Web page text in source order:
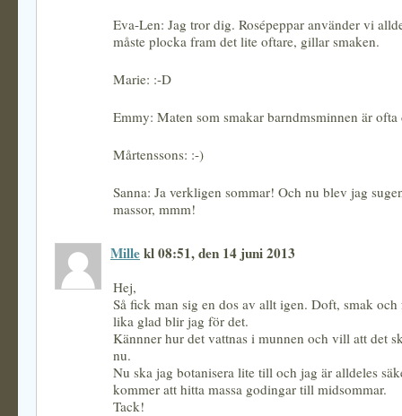
Eva-Len: Jag tror dig. Rosépeppar använder vi
måste plocka fram det lite oftare, gillar smaken.
Marie: :-D
Emmy: Maten som smakar barndmsminnen är ofta
Mårtenssons: :-)
Sanna: Ja verkligen sommar! Och nu blev jag
massor, mmm!
Millekl 08:51, den 14 juni 2013
Hej,
Så fick man sig en dos av allt igen. Doft, smak
lika glad blir jag för det.
Kännner hur det vattnas i munnen och vill att det
nu.
Nu ska jag botanisera lite till och jag är alldeles
kommer att hitta massa godingar till midsommar.
Tack!